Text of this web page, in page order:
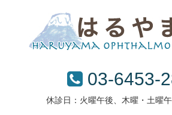
03-6453-
休診日：火曜午後、木曜・土曜